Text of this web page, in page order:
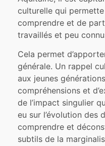
culturelle qui
comprendre et de
travaillés et peu
Cela permet
générale. Un rappel
aux jeunes
compréhensions et
de l’impact singulier
eu sur l’évolution des
comprendre et
subtils de la